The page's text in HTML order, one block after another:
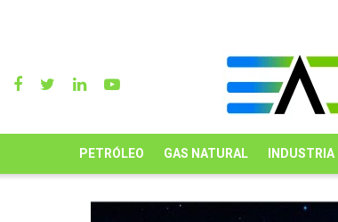
PETRÓLEO GAS NATURAL INDUSTRIA